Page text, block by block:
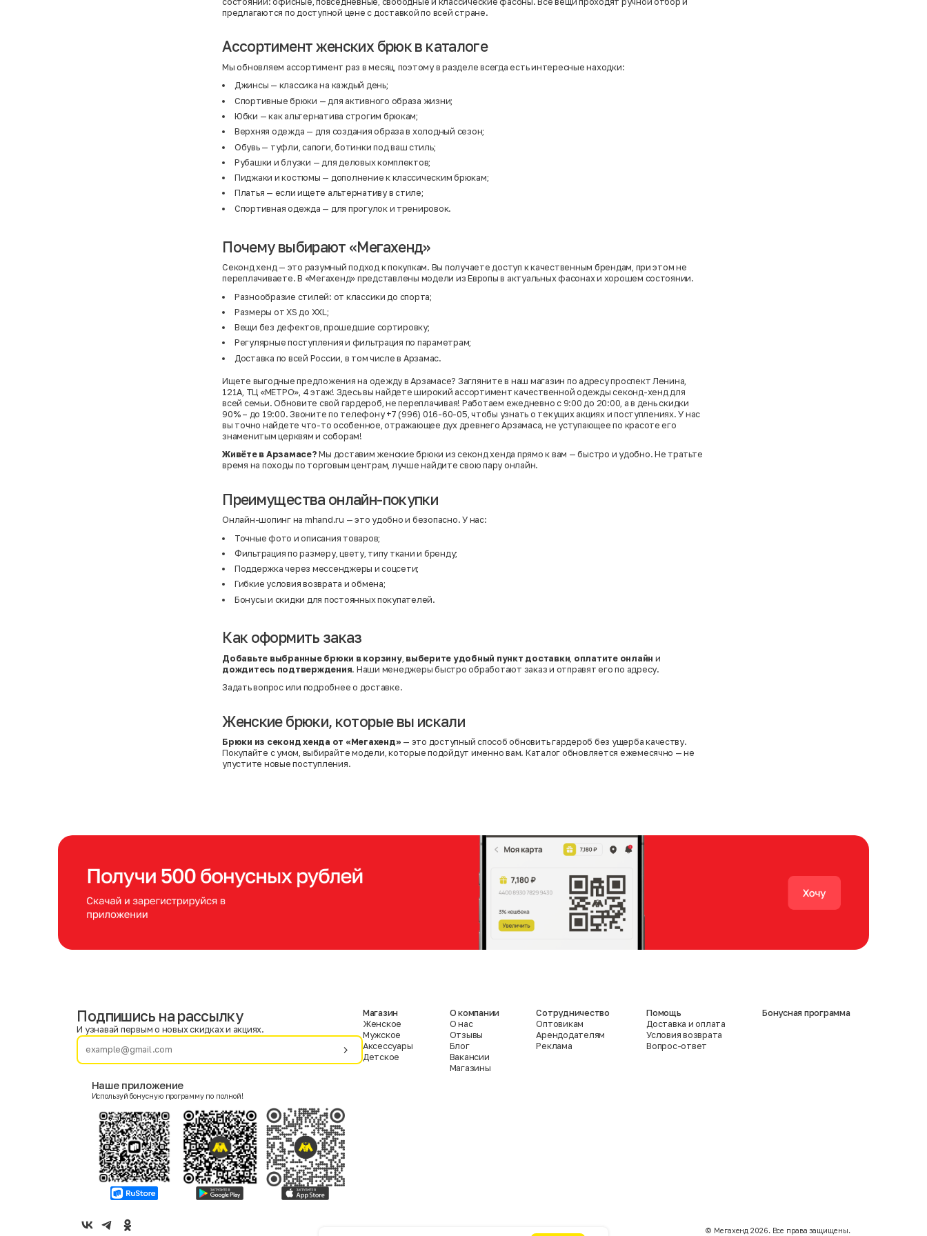
предлагаются по доступной цене с доставкой по всей стране.
Ассортимент женских брюк в каталоге
Мы обновляем ассортимент раз в месяц, поэтому в разделе всегда есть интересные находки:
Джинсы — классика на каждый день;
Спортивные брюки — для активного образа жизни;
Юбки — как альтернатива строгим брюкам;
Верхняя одежда — для создания образа в холодный сезон;
Обувь— туфли, сапоги, ботинки под ваш стиль;
Рубашки и блузки — для деловых комплектов;
Пиджаки и костюмы — дополнение к классическим брюкам;
Платья — если ищете альтернативу в стиле;
Спортивная одежда — для прогулок и тренировок.
Почему выбирают «Мегахенд»
Секонд хенд — это разумный подход к покупкам. Вы получаете доступ к качественным брендам, при этом не
переплачиваете. В «Мегахенд» представлены модели из Европы в актуальных фасонах и хорошем состоянии.
Разнообразие стилей: от классики до спорта;
Размеры от XS до XXL;
Вещи без дефектов, прошедшие сортировку;
Регулярные поступления и фильтрация по параметрам;
Доставка по всей России, в том числе в Арзамас.
Ищете выгодные предложения на одежду в Арзамасе? Загляните в наш магазин по адресу проспект Ленина,
121А, ТЦ «МЕТРО», 4 этаж! Здесь вы найдете широкий ассортимент качественной одежды секонд-хенд для
всей семьи. Обновите свой гардероб, не переплачивая! Работаем ежедневно с 9:00 до 20:00, а в день скидки
90% – до 19:00. Звоните по телефону +7 (996) 016-60-05, чтобы узнать о текущих акциях и поступлениях. У нас
вы точно найдете что-то особенное, отражающее дух древнего Арзамаса, не уступающее по красоте его
знаменитым церквям и соборам!
Живёте в Арзамасе? Мы доставим женские брюки из секонд хенда прямо к вам — быстро и удобно. Не тратьте
время на походы по торговым центрам, лучше найдите свою пару онлайн.
Преимущества онлайн-покупки
Онлайн-шопинг на mhand.ru — это удобно и безопасно. У нас:
Точные фото и описания товаров;
Фильтрация по размеру, цвету, типу ткани и бренду;
Поддержка через мессенджеры и соцсети;
Гибкие условия возврата и обмена;
Бонусы и скидки для постоянных покупателей.
Как оформить заказ
Добавьте выбранные брюки в корзину, выберите удобный пункт доставки оплатите онлайн и
дождитесь подтверждения. Наши менеджеры быстро обработают заказ и отправят его по адресу.
Задать вопросили подробнее о доставке.
Женские брюки, которые вы искали
Брюки из секонд хенда от «Мегахенд» — это доступный способ обновить гардероб без ущерба качеству.
Покупайте с умом, выбирайте модели, которые подойдут именно вам. Каталог обновляется ежемесячно — не
упустите новые поступления.
Фамилия
Женский
Согласие на получение чеков по электронной почте
Подпишись на рассылку
И узнавай первым о новых скидках и акциях.
Наше приложение
Используй бонусную программу по полной!
Магазин
Женское
Мужское
Аксессуары
Детское
О компании
О нас
Отзывы
Блог
Вакансии
Магазины
Сотрудничество
Оптовикам
Арендодателям
Реклама
Помощь
Доставка и оплата
Условия возврата
Вопрос-ответ
Бонусная программа
©️ Мегахенд 2026. Все права защищены.